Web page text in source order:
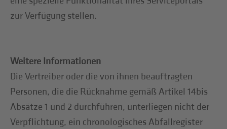
zur Verfügung stellen.
Weitere Informationen
Die Vertreiber oder die von ihnen beauftragten
Personen, die die Rücknahme gemäß Artikel 14bis
Absätze 1 und 2 durchführen, unterliegen nicht der
Verpflichtung, ein chronologisches Abfallregister